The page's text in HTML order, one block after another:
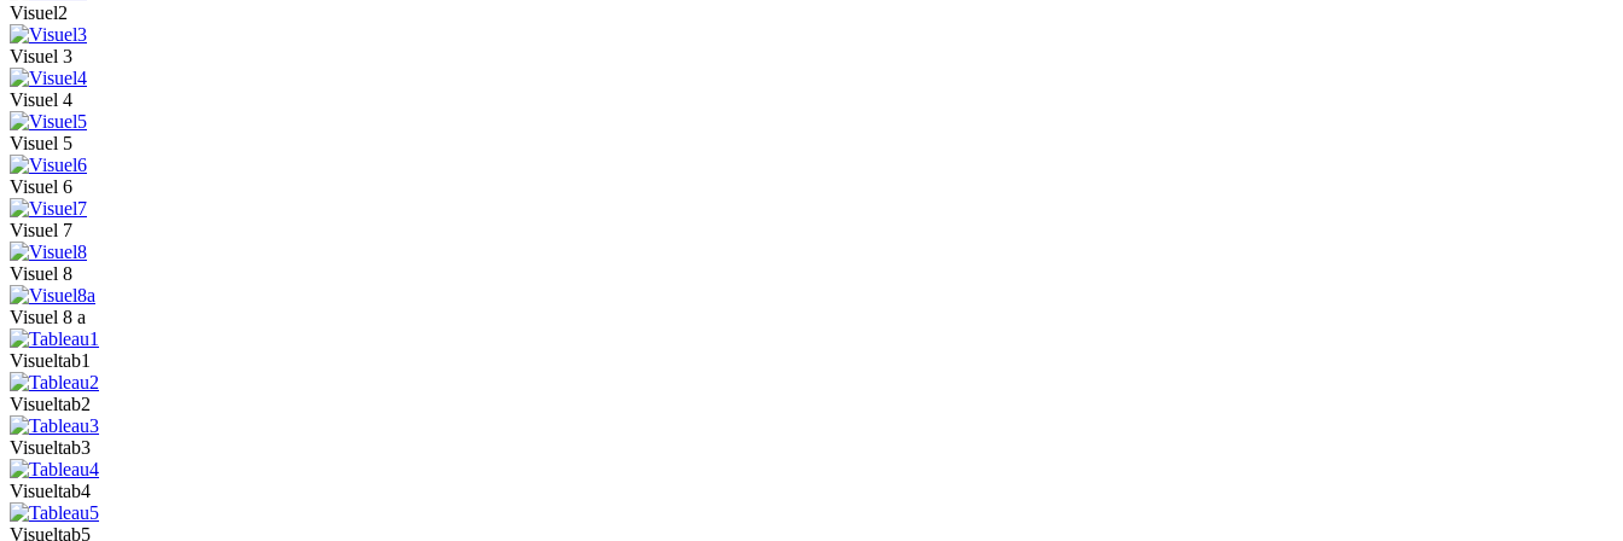
Visuel2
Visuel 3
Visuel 4
Visuel 5
Visuel 6
Visuel 7
Visuel 8
Visuel 8 a
Visueltab1
Visueltab2
Visueltab3
Visueltab4
Visueltab5